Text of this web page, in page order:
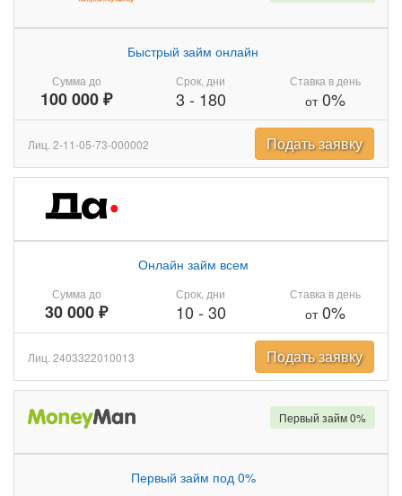
Сумма до
100 000 ₽
Быстрый займ онлайн
Срок, дни
3 - 180
Ставка в день
от0%
Лиц. 2-11-05-73-000002 Подать заявку
Сумма до
30 000 ₽
Онлайн займ всем
Срок, дни
10 - 30
Ставка в день
от0%
Лиц. 2403322010013 Подать заявку
Первый займ под 0%
Первый займ 0%